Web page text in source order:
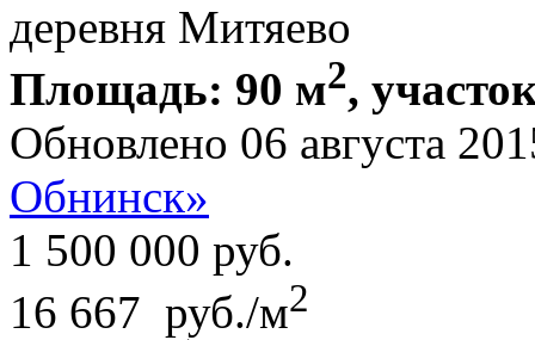
деревня Митяево
Площадь: 90 м2,
Обновлено 06 августа
Обнинск»
1 500 000 руб.
16 667 руб./м2